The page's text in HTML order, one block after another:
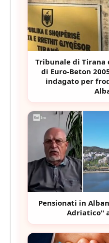
Tribunale di Tirana
di Euro-Beton
indagato per
Pensionati in
Adriatico"